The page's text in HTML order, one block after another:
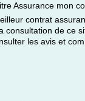
Assurance mon
contrat
consultation de ce
les avis et